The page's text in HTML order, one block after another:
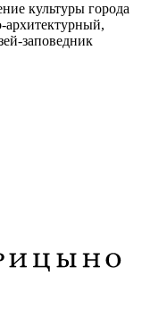
культуры города
архитектурный,
заповедник